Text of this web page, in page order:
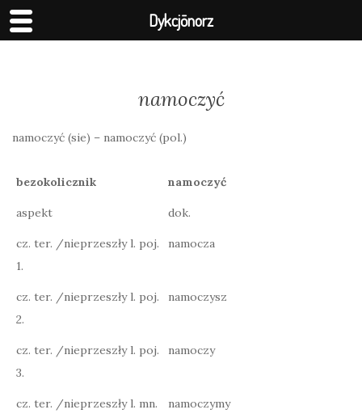
namoczyć
namoczyć (sie) – namoczyć (pol.)
bezokolicznik namoczyć
aspekt dok.
cz. ter. /nieprzeszły l. poj.
1.
namocza
cz. ter. /nieprzeszły l. poj.
2.
namoczysz
cz. ter. /nieprzeszły l. poj.
3.
namoczy
cz. ter. /nieprzeszły l. mn.
namoczymy
Dykcjōnorz